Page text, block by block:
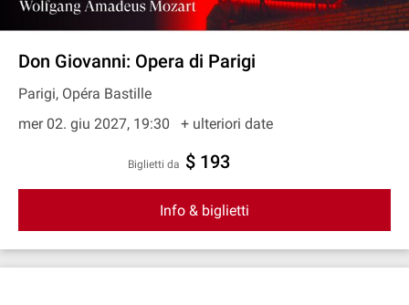
Don Giovanni: Opera di Parigi
Parigi, Opéra Bastille
mer 02. giu 2027, 19:30
+ ulteriori date
Biglietti da $ 193
Info & biglietti